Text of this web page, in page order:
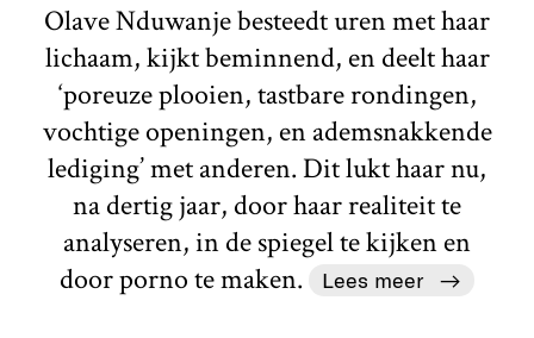
Olave Nduwanje besteedt uren met haar
lichaam, kijkt beminnend, en deelt haar
‘poreuze plooien, tastbare rondingen,
vochtige openingen, en ademsnakkende
lediging’ met anderen. Dit lukt haar nu,
na dertig jaar, door haar realiteit te
analyseren, in de spiegel te kijken en
door porno te maken.
Lees meer